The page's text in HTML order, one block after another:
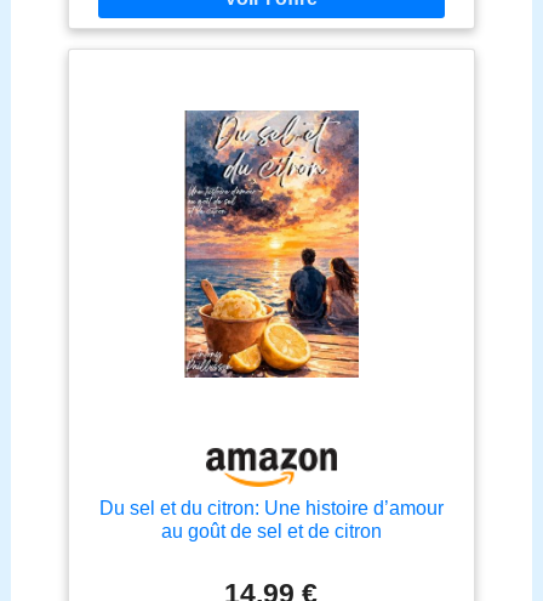
Du sel et du citron: Une histoire d’amour
au goût de sel et de citron
14,99 €